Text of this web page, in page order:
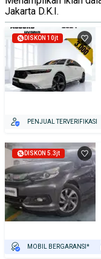
Jakarta D.K.I.
DISKON 10jt
PENJUAL TERVERIFIKASI
DISKON 5.3jt
MOBIL BERGARANSI*